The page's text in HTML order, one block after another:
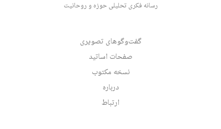
رسانه فکری تحلیلی حوزه و روحانیت
گفت‌وگوهای تصویری
صفحات اساتید
نسخه مکتوب
درباره
ارتباط